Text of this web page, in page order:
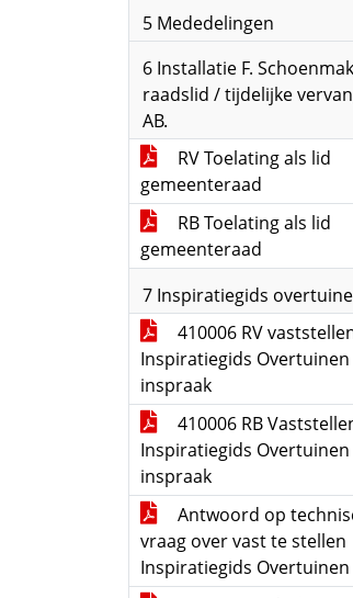
5 Mededelingen
6 Installatie F.
raadslid / tijdelijke
AB.
RV Toelating als lid
gemeenteraad
RB Toelating als lid
gemeenteraad
7 Inspiratiegids
410006 RV
Inspiratiegids Overtuinen
inspraak
410006 RB
Inspiratiegids Overtuinen
inspraak
Antwoord op
vraag over vast te stellen
Inspiratiegids Overtuinen